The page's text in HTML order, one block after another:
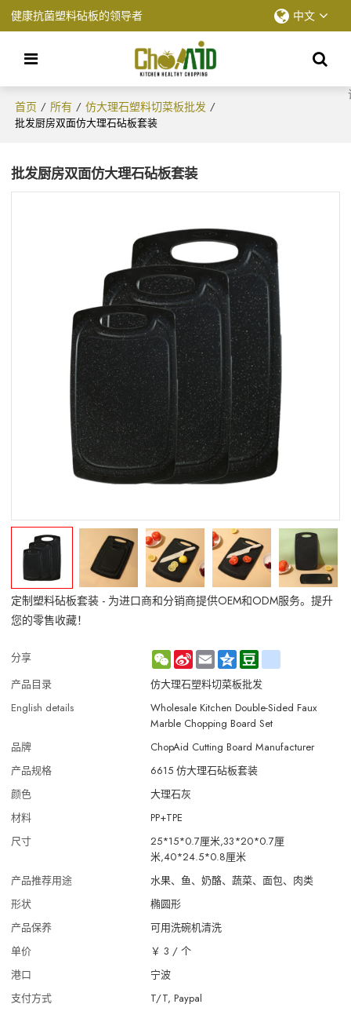
健康抗菌塑料砧板的领导者 中文
首页 / 所有 / 仿大理石塑料切菜板批发 /
批发厨房双面仿大理石砧板套装
批发厨房双面仿大理石砧板套装
定制塑料砧板套装 - 为进口商和分销商提供OEM和ODM服务。提升
您的零售收藏！
分享 WeChat
Sina
Weibo
Email Qzone
产品目录
仿大理石塑料切菜板批发
English details
Wholesale Kitchen Double-Sided Faux
Marble Chopping Board Set
品牌
ChopAid Cutting Board Manufacturer
产品规格
6615 仿大理石砧板套装
颜色
大理石灰
材料
PP+TPE
尺寸
25*15*0.7厘米,33*20*0.7厘
米,40*24.5*0.8厘米
产品推荐用途
水果、鱼、奶酪、蔬菜、面包、肉类
形状
椭圆形
产品保养
可用洗碗机清洗
单价
￥ 3 /个
港口
宁波
支付方式
T/T, Paypal